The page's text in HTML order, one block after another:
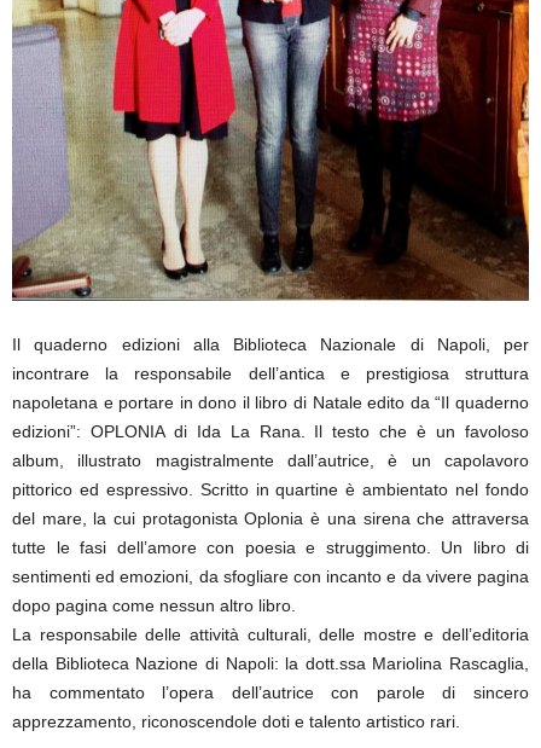
Il quaderno edizioni alla Biblioteca Nazionale di Napoli, per
incontrare la responsabile dell’antica e prestigiosa struttura
napoletana e portare in dono il libro di Natale edito da “Il quaderno
edizioni”: OPLONIA di Ida La Rana. Il testo che è un favoloso
album, illustrato magistralmente dall’autrice, è un capolavoro
pittorico ed espressivo. Scritto in quartine è ambientato nel fondo
del mare, la cui protagonista Oplonia è una sirena che attraversa
tutte le fasi dell’amore con poesia e struggimento. Un libro di
sentimenti ed emozioni, da sfogliare con incanto e da vivere pagina
dopo pagina come nessun altro libro.
La responsabile delle attività culturali, delle mostre e dell’editoria
della Biblioteca Nazione di Napoli: la dott.ssa Mariolina Rascaglia,
ha commentato l’opera dell’autrice con parole di sincero
apprezzamento, riconoscendole doti e talento artistico rari.